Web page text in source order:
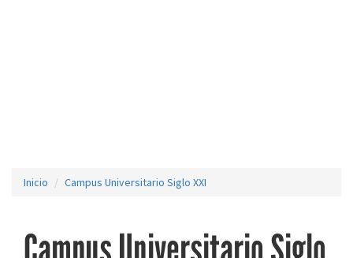
Inicio Campus Universitario Siglo XXI